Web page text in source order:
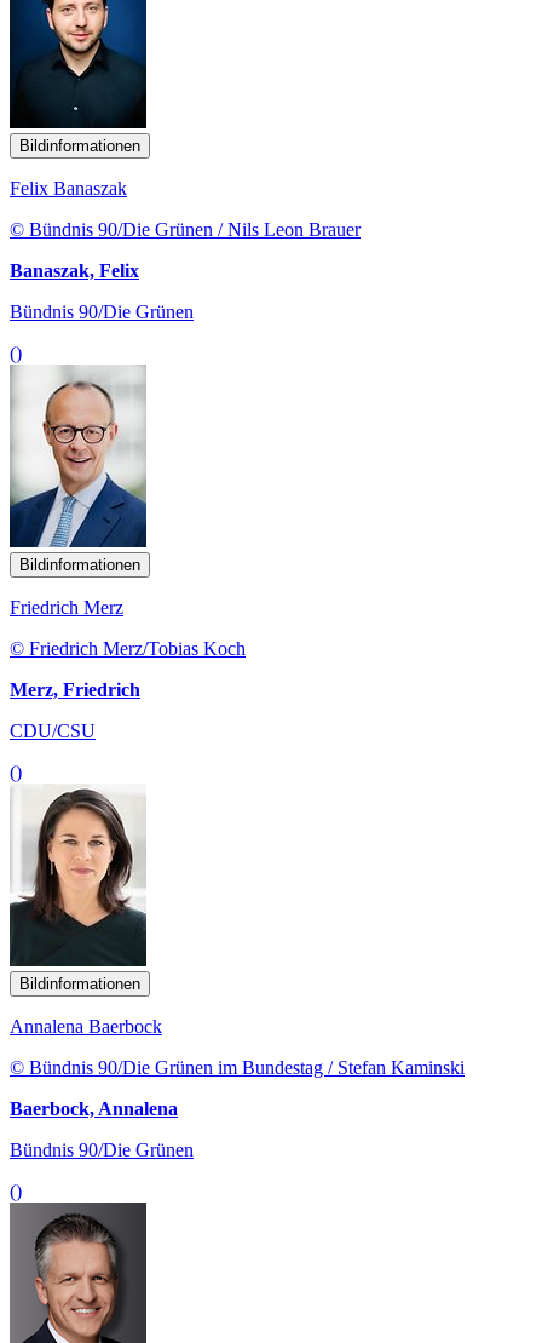
Bildinformationen
Felix Banaszak
© Bündnis 90/Die Grünen / Nils Leon Brauer
Banaszak, Felix
Bündnis 90/Die Grünen
()
Bildinformationen
Friedrich Merz
© Friedrich Merz/Tobias Koch
Merz, Friedrich
CDU/CSU
()
Bildinformationen
Annalena Baerbock
© Bündnis 90/Die Grünen im Bundestag / Stefan Kaminski
Baerbock, Annalena
Bündnis 90/Die Grünen
()